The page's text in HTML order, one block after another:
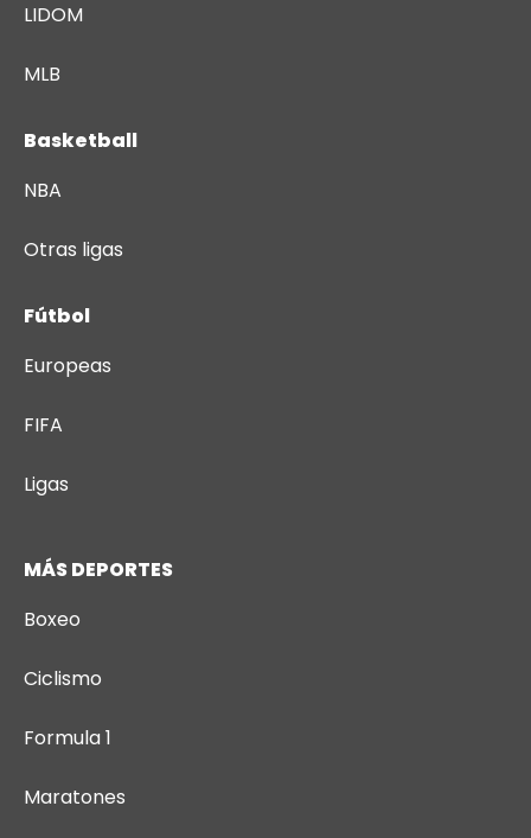
LIDOM
MLB
Basketball
NBA
Otras ligas
Fútbol
Europeas
FIFA
Ligas
MÁS DEPORTES
Boxeo
Ciclismo
Formula 1
Maratones